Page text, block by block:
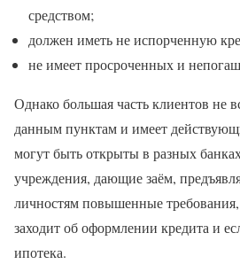
средством;
должен иметь не испорченную
не имеет просроченных и
Однако большая часть клиентов не
данным пунктам и имеет
могут быть открыты в разных
учреждения, дающие заём,
личностям повышенные
заходит об оформлении кредита и
ипотека.